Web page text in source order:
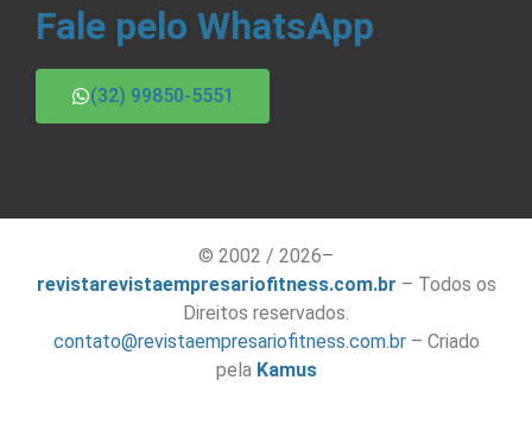
Fale pelo WhatsApp
(32) 99850-5551
© 2002 / 2026–
revistarevistaempresariofitness.com.br – Todos os
Direitos reservados.
contato@revistaempresariofitness.com.br– Criado
pela Kamus